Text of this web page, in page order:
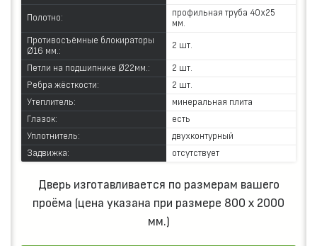
Полотно:
профильная труба 40х25
мм.
Противосъёмные блокираторы
Ø16 мм.:
2 шт.
Петли на подшипнике Ø22мм.:
2 шт.
Ребра жёсткости:
2 шт.
Утеплитель:
минеральная плита
Глазок:
есть
Уплотнитель:
двухконтурный
Задвижка:
отсутствует
Дверь изготавливается по размерам вашего
проёма (цена указана при размере 800 х 2000
мм.)